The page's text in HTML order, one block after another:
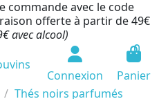
commande avec le code
offerte à partir de 49€
avec alcool)
Connexion
0
Panier
Thés noirs parfumés